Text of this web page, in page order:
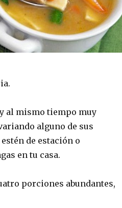
al mismo tiempo muy
alguno de sus
de estación o
en tu casa.
porciones abundantes,